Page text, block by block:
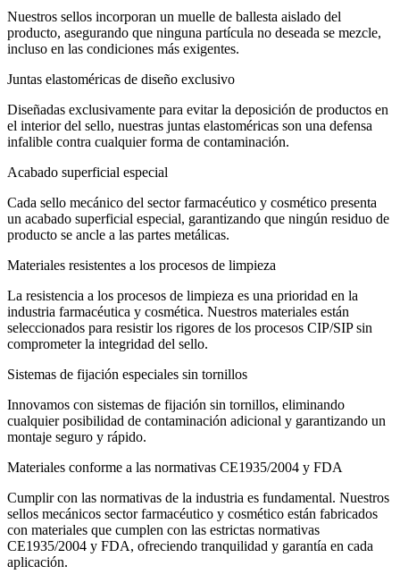
Nuestros sellos incorporan un muelle de ballesta aislado del
producto, asegurando que ninguna partícula no deseada se mezcle,
incluso en las condiciones más exigentes.
Juntas elastoméricas de diseño exclusivo
Diseñadas exclusivamente para evitar la deposición de productos en
el interior del sello, nuestras juntas elastoméricas son una defensa
infalible contra cualquier forma de contaminación.
Acabado superficial especial
Cada sello mecánico del sector farmacéutico y cosmético presenta
un acabado superficial especial, garantizando que ningún residuo de
producto se ancle a las partes metálicas.
Materiales resistentes a los procesos de limpieza
La resistencia a los procesos de limpieza es una prioridad en la
industria farmacéutica y cosmética. Nuestros materiales están
seleccionados para resistir los rigores de los procesos CIP/SIP sin
comprometer la integridad del sello.
Sistemas de fijación especiales sin tornillos
Innovamos con sistemas de fijación sin tornillos, eliminando
cualquier posibilidad de contaminación adicional y garantizando un
montaje seguro y rápido.
Materiales conforme a las normativas CE1935/2004 y FDA
Cumplir con las normativas de la industria es fundamental. Nuestros
sellos mecánicos sector farmacéutico y cosmético están fabricados
con materiales que cumplen con las estrictas normativas
CE1935/2004 y FDA, ofreciendo tranquilidad y garantía en cada
aplicación.